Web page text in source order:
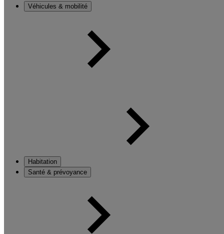
Véhicules & mobilité
Habitation
Santé & prévoyance